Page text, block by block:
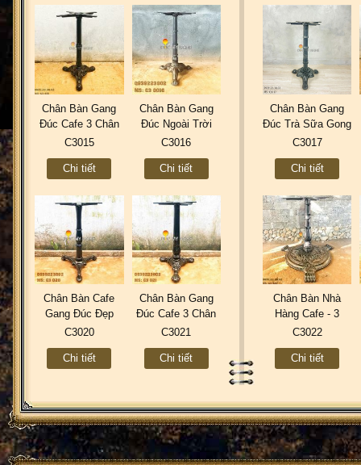
Chân Bàn Gang
Đúc Cafe 3 Chân
Ngoài Trời Đẹp -
ở Tphcm C3015
C3015
Chi tiết
Chân Bàn Gang
Đúc Ngoài Trời
Đẹp Trà Sữa
Nhà Hàng Cafe Ở
C3016
Chi tiết
Chân Bàn Gang
Đúc Trà Sữa Gong
Cha 3 Chân | Nhà
Ăn Đẹp Ở Tphcm
C3017
Chi tiết
Chân Bàn Cafe
Gang Đúc Đẹp
Ngoài Trời Trà
Chân - Nhà Hàng
C3020
Chi tiết
Chân Bàn Gang
Đúc Cafe 3 Chân
Đẹp Ngoài Trời -
Thiết Kế Ở Tphcm
C3021
Chi tiết
Chân Bàn Nhà
Hàng Cafe - 3
Chân Gang Đúc
C3022
Chi tiết